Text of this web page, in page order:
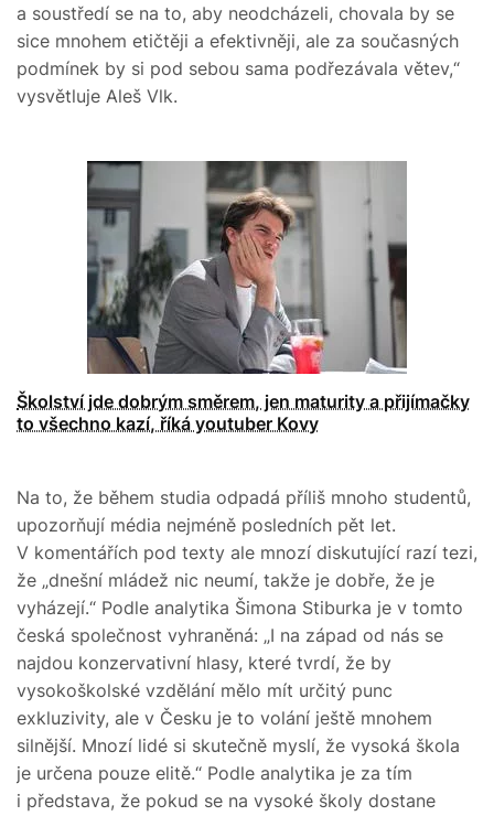
a soustředí se na to, aby neodcházeli, chovala by se
sice mnohem etičtěji a efektivněji, ale za současných
podmínek by si pod sebou sama podřezávala větev,“
vysvětluje Aleš Vlk.
Školství jde dobrým směrem, jen maturity a přijímačky
to všechno kazí, říká youtuber Kovy
Na to, že během studia odpadá příliš mnoho studentů,
upozorňují média nejméně posledních pět let.
V komentářích pod texty ale mnozí diskutující razí tezi,
že „dnešní mládež nic neumí, takže je dobře, že je
vyházejí.“ Podle analytika Šimona Stiburka je v tomto
česká společnost vyhraněná: „I na západ od nás se
najdou konzervativní hlasy, které tvrdí, že by
vysokoškolské vzdělání mělo mít určitý punc
exkluzivity, ale v Česku je to volání ještě mnohem
silnější. Mnozí lidé si skutečně myslí, že vysoká škola
je určena pouze elitě.“ Podle analytika je za tím
i představa, že pokud se na vysoké školy dostane